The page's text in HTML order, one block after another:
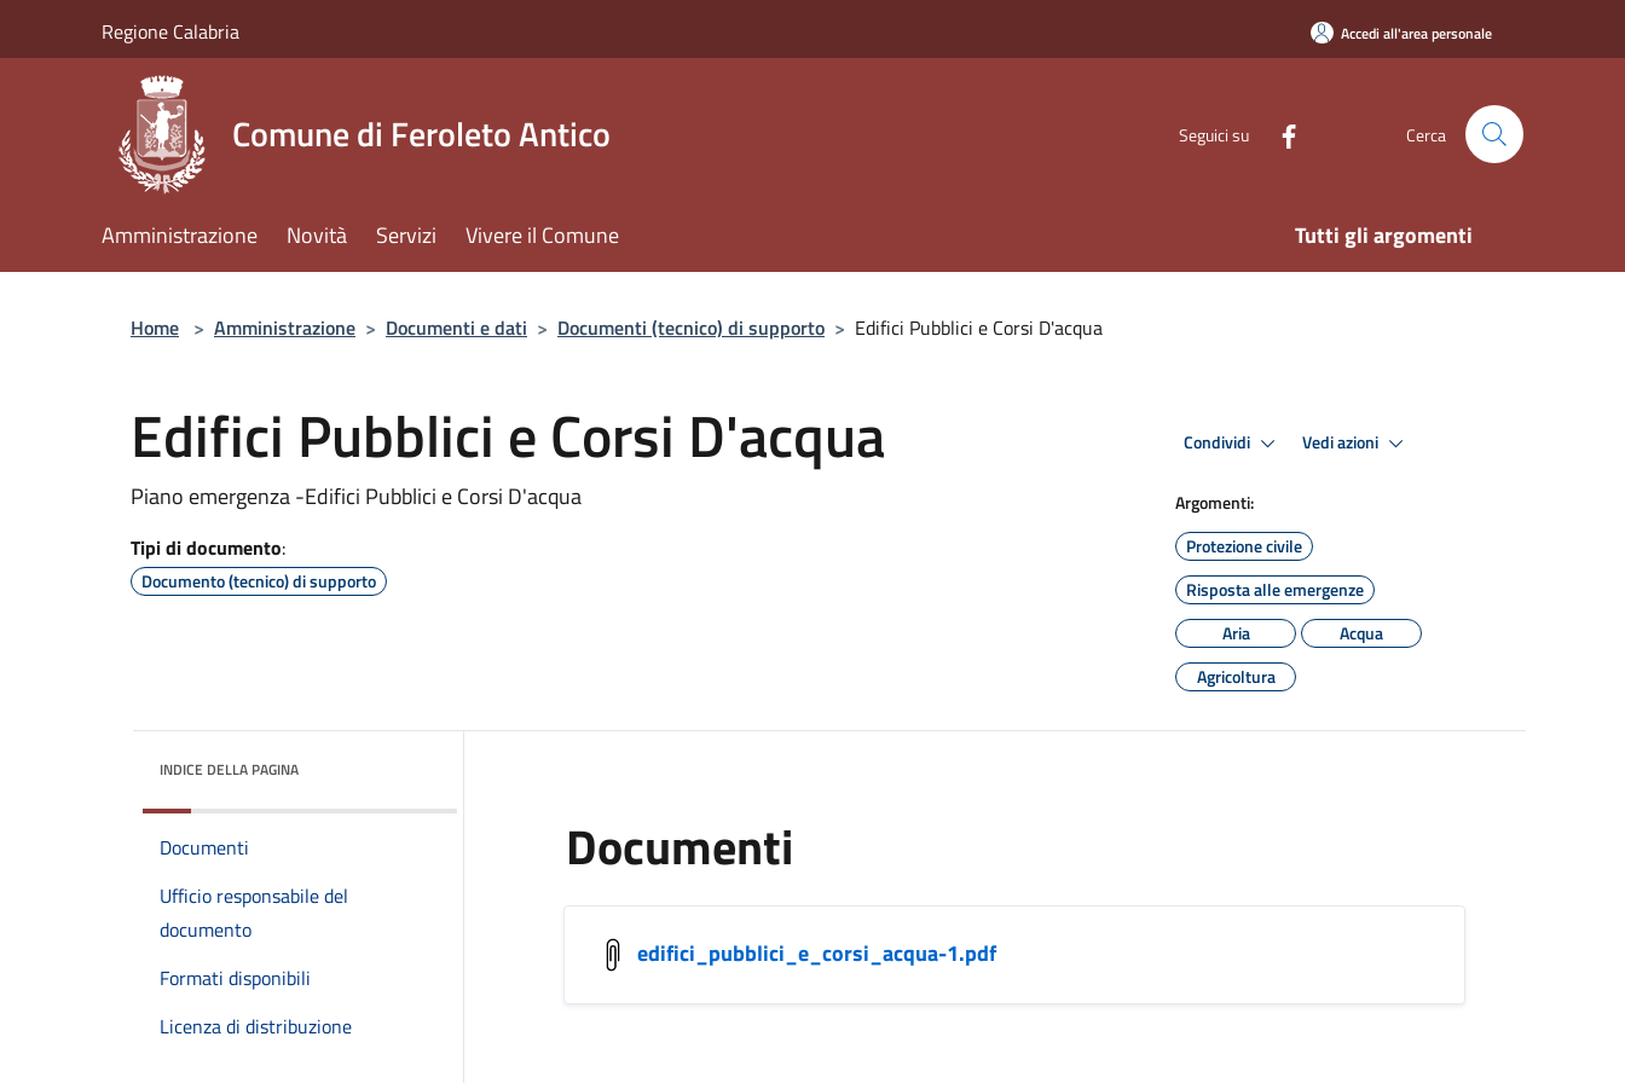
Regione Calabria Accedi all'area personale
Comune di Feroleto Antico Seguici su Cerca
Amministrazione Novità Servizi Vivere il Comune Tutti gli argomenti
Home > Amministrazione > Documenti e dati > Documenti (tecnico) di supporto > Edifici Pubblici e Corsi D'acqua
Edifici Pubblici e Corsi D'acqua
Piano emergenza -Edifici Pubblici e Corsi D'acqua
Tipi di documento:
Documento (tecnico) di supporto
Condividi Vedi azioni
Argomenti:
Protezione civile
Risposta alle emergenze
Aria
Acqua
Agricoltura
INDICE DELLA PAGINA
Documenti
Ufficio responsabile del
documento
Formati disponibili
Licenza di distribuzione
Documenti
edifici_pubblici_e_corsi_acqua-1.pdf